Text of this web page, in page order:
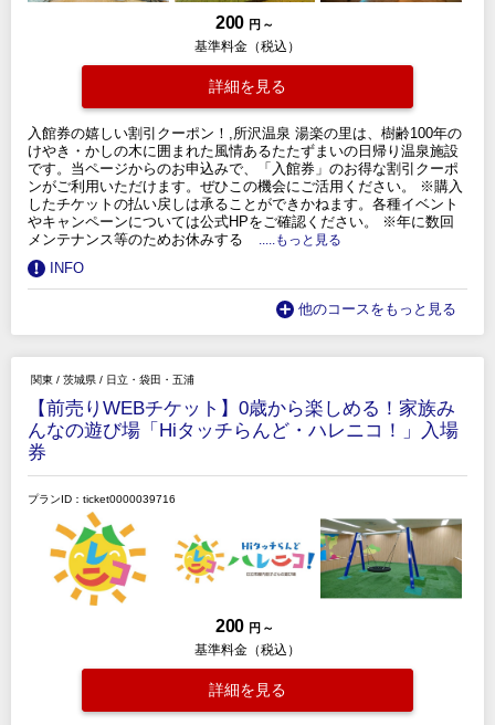
200 円 ～
基準料金（税込）
詳細を見る
入館券の嬉しい割引クーポン！,所沢温泉 湯楽の里は、樹齢100年の
けやき・かしの木に囲まれた風情あるたたずまいの日帰り温泉施設
です。当ページからのお申込みで、「入館券」のお得な割引クーポ
ンがご利用いただけます。ぜひこの機会にご活用ください。 ※購入
したチケットの払い戻しは承ることができかねます。各種イベント
やキャンペーンについては公式HPをご確認ください。 ※年に数回
メンテナンス等のためお休みする
.....もっと見る
INFO
他のコースをもっと見る
関東 / 茨城県 / 日立・袋田・五浦
【前売りWEBチケット】0歳から楽しめる！家族み
んなの遊び場「Hiタッチらんど・ハレニコ！」入場
券
プランID：ticket0000039716
200 円 ～
基準料金（税込）
詳細を見る